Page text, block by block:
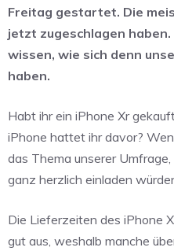
Freitag gestartet. Die
jetzt zugeschlagen
wissen, wie sich denn
haben.
Habt ihr ein iPhone Xr
iPhone hattet ihr davor?
das Thema unserer
ganz herzlich einladen
Die Lieferzeiten des iPhone
gut aus, weshalb manche